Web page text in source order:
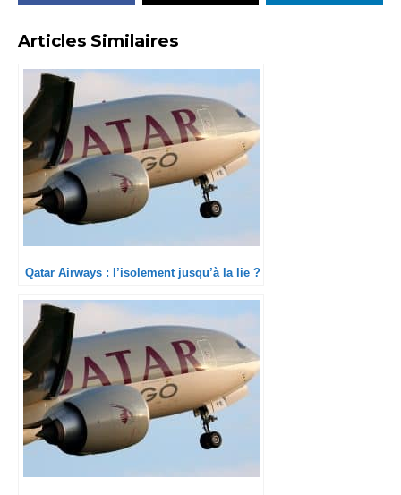
Articles Similaires
Qatar Airways : l’isolement jusqu’à la lie ?